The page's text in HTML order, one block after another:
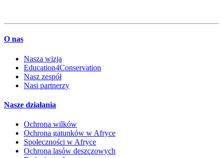
O nas
Nasza wizja
Education4Conservation
Nasz zespół
Nasi partnerzy
Nasze działania
Ochrona wilków
Ochrona gatunków w Afryce
Społeczności w Afryce
Ochrona lasów deszczowych